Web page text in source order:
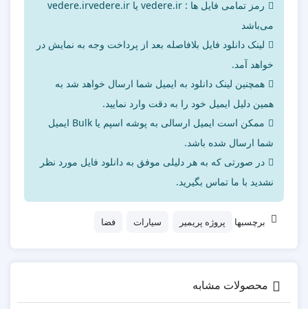
می‌باشد
لینک دانلود فایل بلافاصله بعد از پرداخت وجه به نمایش در
خواهد آمد.
همچنین لینک دانلود به ایمیل شما ارسال خواهد شد به
همین دلیل ایمیل خود را به دقت وارد نمایید.
ممکن است ایمیل ارسالی به پوشه اسپم یا Bulk ایمیل
شما ارسال شده باشد.
در صورتی که به هر دلیلی موفق به دانلود فایل مورد نظر
نشدید با ما تماس بگیرید.
برچسبها پروژه پریمیر سیارات فضا
محصولات مشابه